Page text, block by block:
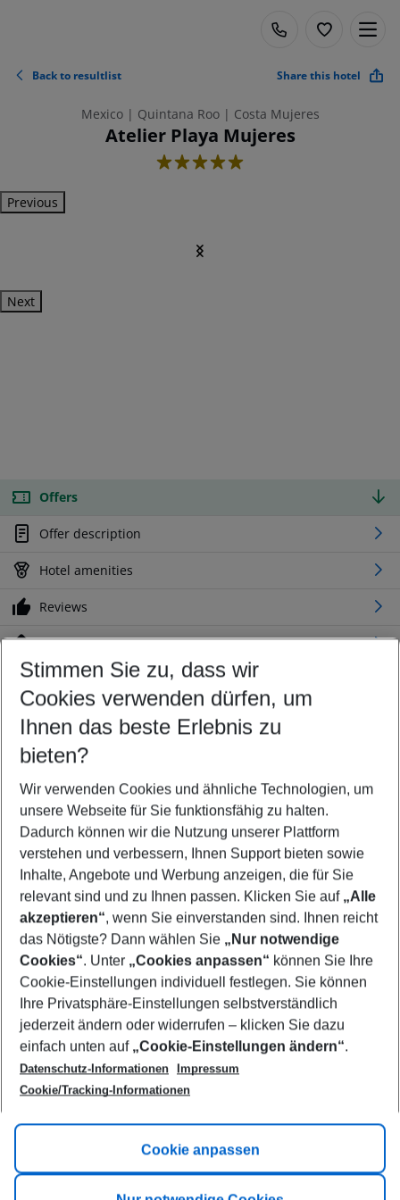
Back to resultlist Share this hotel
Mexico | Quintana Roo | Costa Mujeres
Atelier Playa Mujeres
5
Previous
Next
Offers
Offer description
Hotel amenities
Reviews
Location
Customize your offer
Find the perfect deal which suits your best
Your departure airport
Any airport
Select your date range
11/08/26–09/08/27 5-8 nights
Who will travel
2 adults No children
Show more filter
Footer
Footer navigation
Title A
Link A
Stimmen Sie zu, dass wir
Cookies verwenden dürfen, um
Ihnen das beste Erlebnis zu
bieten?
Wir verwenden Cookies und ähnliche Technologien, um
unsere Webseite für Sie funktionsfähig zu halten.
Dadurch können wir die Nutzung unserer Plattform
verstehen und verbessern, Ihnen Support bieten sowie
Inhalte, Angebote und Werbung anzeigen, die für Sie
relevant sind und zu Ihnen passen. Klicken Sie auf „Alle
akzeptieren“, wenn Sie einverstanden sind. Ihnen reicht
das Nötigste? Dann wählen Sie „Nur notwendige
Cookies“. Unter „Cookies anpassen“ können Sie Ihre
Cookie-Einstellungen individuell festlegen. Sie können
Ihre Privatsphäre-Einstellungen selbstverständlich
jederzeit ändern oder widerrufen – klicken Sie dazu
einfach unten auf „Cookie-Einstellungen ändern“.
Datenschutz-Informationen
Impressum
Cookie/Tracking-Informationen
Cookie anpassen